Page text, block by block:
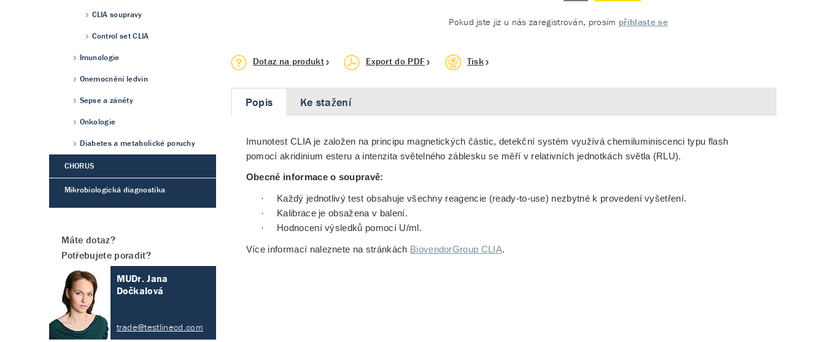
Pokud jste již u nás zaregistrován, prosím přihlaste se
Dotaz na produkt Export do PDF Tisk
Popis
Imunotest CLIA je založen na principu magnetických částic, detekční systém využívá chemiluminiscenci typu flash
pomocí akridinium esteru a intenzita světelného záblesku se měří v relativních jednotkách světla (RLU).
Obecné informace o soupravě:
·
Každý jednotlivý test obsahuje všechny reagencie (ready-to-use) nezbytné k provedení vyšetření.
·
Kalibrace je obsažena v balení.
·
Hodnocení výsledků pomocí U/ml.
Více informací naleznete na stránkách BiovendorGroup CLIA.
Ke stažení
CLIA soupravy
Control set CLIA
Imunologie
Onemocnění ledvin
Sepse a záněty
Onkologie
Diabetes a metabolické poruchy
CHORUS
Mikrobiologická diagnostika
Máte dotaz?
Potřebujete poradit?
MUDr. Jana
Dočkalová
trade@testlinecd.com